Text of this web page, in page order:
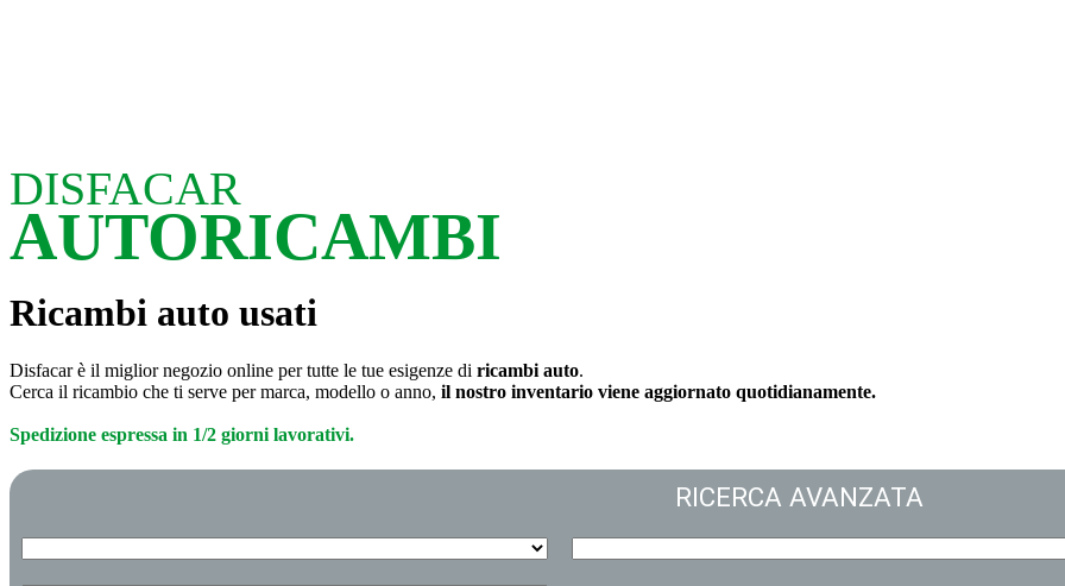
DISFACAR
AUTORICAMBI
Ricambi auto usati
Disfacar è il miglior negozio online per tutte le tue esigenze di ricambi auto.
Cerca il ricambio che ti serve per marca, modello o anno, il nostro inventario viene aggiornato quotidianamente.
Spedizione espressa in 1/2 giorni lavorativi.
RICERCA AVANZATA